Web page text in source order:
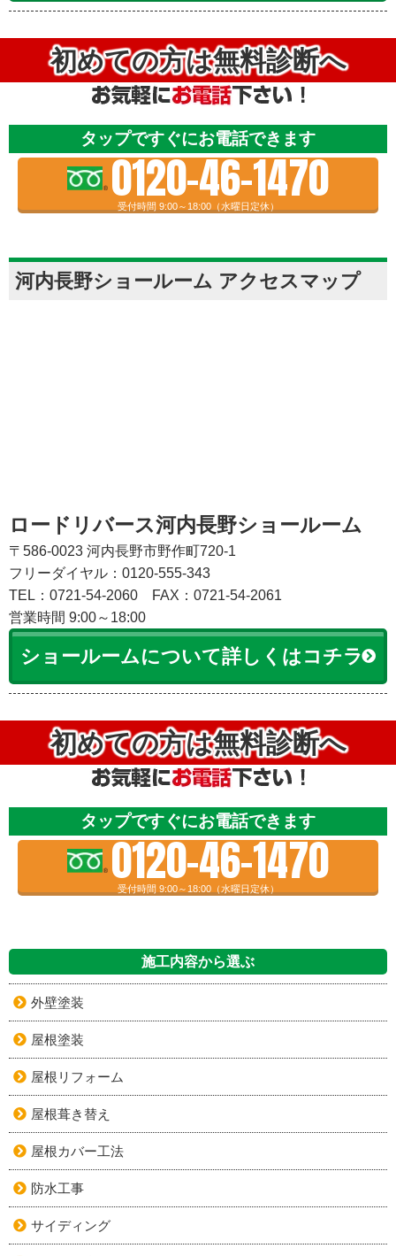
初めての方は無料診断へ
タップですぐにお電話できます
0120-46-1470
受付時間 9:00～18:00（水曜日定休）
河内長野ショールーム アクセスマップ
ロードリバース河内長野ショールーム
〒586-0023 河内長野市野作町720-1
フリーダイヤル：0120-555-343
TEL：0721-54-2060
FAX：0721-54-2061
営業時間 9:00～18:00
ショールームについて詳しくはコチラ
初めての方は無料診断へ
タップですぐにお電話できます
0120-46-1470
受付時間 9:00～18:00（水曜日定休）
施工内容から選ぶ
外壁塗装
屋根塗装
屋根リフォーム
屋根葺き替え
屋根カバー工法
防水工事
サイディング